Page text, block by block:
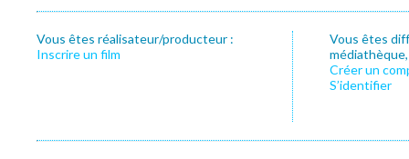
Vous êtes réalisateur/producteur :
Inscrire un film
Vous êtes
Créer un
S’identifier